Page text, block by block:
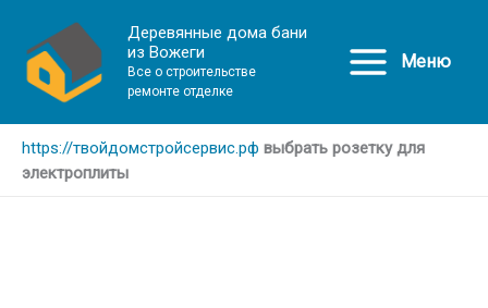
Деревянные дома бани
из Вожеги
Все о строительстве
ремонте отделке
Меню
https://твойдомстройсервис.рф выбрать розетку для
электроплиты